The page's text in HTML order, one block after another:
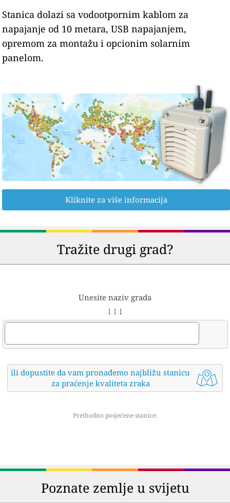
Stanica dolazi sa vodootpornim kablom za
napajanje od 10 metara, USB napajanjem,
opremom za montažu i opcionim solarnim
panelom.
Kliknite za više informacija
Tražite drugi grad?
Unesite naziv grada
↓ ↓ ↓
ili dopustite da vam pronađemo najbližu stanicu
za praćenje kvaliteta zraka
Prethodno posjećene stanice:
Poznate zemlje u svijetu